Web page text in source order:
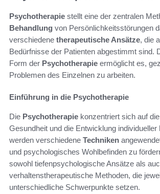
Psychotherapie stellt eine der zentralen
Behandlung von Persönlichkeitsstörungen
verschiedene therapeutische Ansätze, die
Bedürfnisse der Patienten abgestimmt sind.
Form der Psychotherapie ermöglicht es,
Problemen des Einzelnen zu arbeiten.
Einführung in die Psychotherapie
Die Psychotherapie konzentriert sich auf
Gesundheit und die Entwicklung individueller
werden verschiedene Techniken
und psychologisches Wohlbefinden zu
sowohl tiefenpsychologische Ansätze als
verhaltenstherapeutische Methoden, die
unterschiedliche Schwerpunkte setzen.